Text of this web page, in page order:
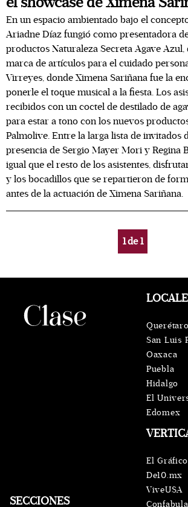
En un espacio ambientado bajo el
Ariadne Díaz fungió como presentadora
productos Naturaleza Secreta Agave Azul,
marca de artículos para el cuidado
Virreyes, donde Ximena Sariñana fue la
ponerle el toque musical a la fiesta. Los
recibidos con un coctel de destilado de
para estar a tono con los nuevos
Palmolive. Entre la larga lista de invitados
presencia de Sergio Mayer Mori y Regina
igual que el resto de los asistentes,
y los bocadillos que se repartieron de
antes de la actuación de Ximena Sariñana.
1de1
SECCIONES
El Gráfico
De10.mx
ViveUSA
Querétaro
San Luis
Oaxaca
Puebla
Hidalgo
El
Edomex